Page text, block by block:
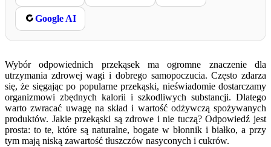
Google AI
Wybór odpowiednich przekąsek ma ogromne znaczenie dla
utrzymania zdrowej wagi i dobrego samopoczucia. Często zdarza
się, że sięgając po popularne przekąski, nieświadomie dostarczamy
organizmowi zbędnych kalorii i szkodliwych substancji. Dlatego
warto zwracać uwagę na skład i wartość odżywczą spożywanych
produktów. Jakie przekąski są zdrowe i nie tuczą? Odpowiedź jest
prosta: to te, które są naturalne, bogate w błonnik i białko, a przy
tym mają niską zawartość tłuszczów nasyconych i cukrów.